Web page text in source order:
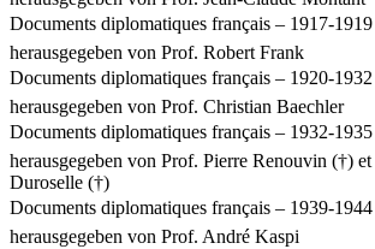
Documents diplomatiques français – 1917-1919
herausgegeben von Prof. Robert Frank
Documents diplomatiques français – 1920-1932
herausgegeben von Prof. Christian Baechler
Documents diplomatiques français – 1932-1935
herausgegeben von Prof. Pierre Renouvin (†) et
Duroselle (†)
Documents diplomatiques français – 1939-1944
herausgegeben von Prof. André Kaspi